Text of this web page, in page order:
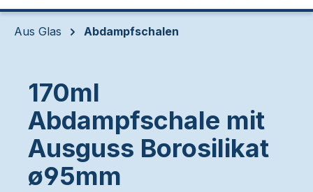
Aus Glas Abdampfschalen
170ml
Abdampfschale mit
Ausguss Borosilikat
ø95mm